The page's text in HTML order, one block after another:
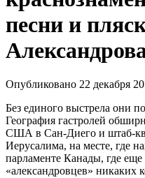
песни и
Опубликовано 22 декабря
Без единого выстрела они
География гастролей
США в Сан-Диего и штаб-
Иерусалима, на месте, где
парламенте Канады, где
«александровцев»